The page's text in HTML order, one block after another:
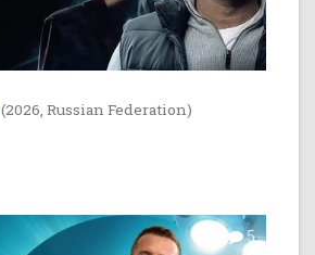
(2026, Russian Federation)
7 5